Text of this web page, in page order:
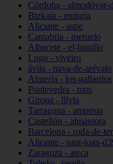
Córdoba - almodóvar-
Bizkaia - mungia
Alicante - aspe
Cantabria - meruelo
Albacete - el-bonillo
Lugo - viveiro
ávila - nava-de-arévalo
Almería - los-gallardos
Pontevedra - mos
Girona - llívia
Tarragona - amposta
Castellón - almassora
Barcelona - roda-de-ter
Alicante - sant-joan-
Zaragoza - ateca